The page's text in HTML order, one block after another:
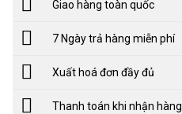
Giao hàng toàn quốc
7 Ngày trả hàng miễn phí
Xuất hoá đơn đầy đủ
Thanh toán khi nhận hàng